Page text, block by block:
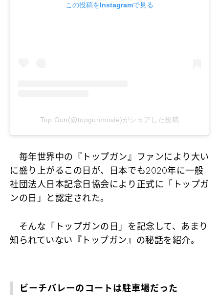
この投稿をInstagramで見る
Top Gun(@topgunmovie)がシェアした投稿
毎年世界中の『トップガン』ファンにより大い
に盛り上がるこの日が、日本でも2020年に一般
社団法人日本記念日協会により正式に「トップガ
ンの日」と認定された。
そんな「トップガンの日」を記念して、あまり
知られていない『トップガン』の秘話を紹介。
ビーチバレーのコートは駐車場だった